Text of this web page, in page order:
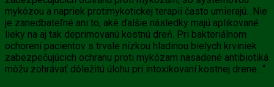
mykózou a napriek protimykotickej terapii často umierajú…Nie
je zanedbateľné ani to, aké ďalšie následky majú aplikované
lieky na aj tak deprimovanú kostnú dreň. Pri bakteriálnom
ochorení pacientov s trvale nízkou hladinou bielych krviniek
zabezpečujúcich ochranu proti mykózam nasadené antibiotiká
môžu zohrávať dôležitú úlohu pri intoxikovaní kostnej drene…“